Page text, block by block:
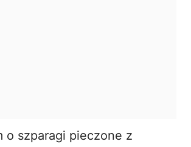
o szparagi pieczone z